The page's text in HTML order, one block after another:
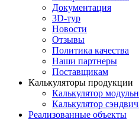
Документация
3D-тур
Новости
Отзывы
Политика качества
Наши партнеры
Поставщикам
Калькуляторы продукции
Калькулятор
Калькулятор
Реализованные объекты